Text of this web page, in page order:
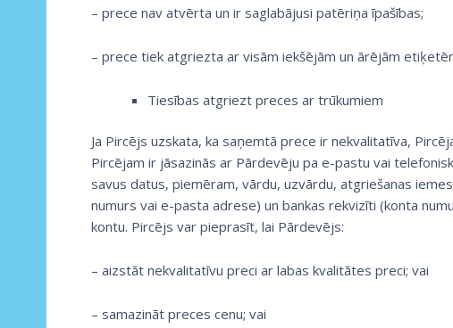
– prece nav atvērta un ir saglabājusi patēriņa īpašības;
– prece tiek atgriezta ar visām iekšējām un ārējām
Tiesības atgriezt preces ar trūkumiem
Ja Pircējs uzskata, ka saņemtā prece ir nekvalitatīva,
Pircējam ir jāsazinās ar Pārdevēju pa e-pastu vai
savus datus, piemēram, vārdu, uzvārdu, atgriešanas
numurs vai e-pasta adrese) un bankas rekvizīti (konta
kontu. Pircējs var pieprasīt, lai Pārdevējs:
– aizstāt nekvalitatīvu preci ar labas kvalitātes preci; vai
– samazināt preces cenu; vai